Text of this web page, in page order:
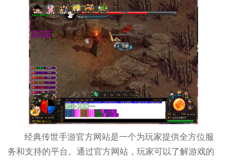
经典传世手游官方网站是一个为玩家提供全方位服
务和支持的平台。通过官方网站，玩家可以了解游戏的